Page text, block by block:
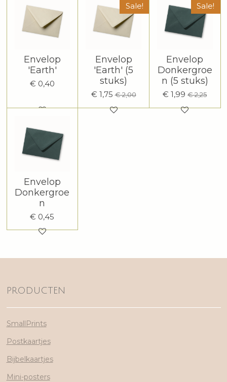
Envelop
'Earth'
€ 0,40
Sale!
Envelop
'Earth' (5
stuks)
€ 1,75 € 2,00
Sale!
Envelop
Donkergroe
n (5 stuks)
€ 1,99 € 2,25
Envelop
Donkergroe
n
€ 0,45
PRODUCTEN
SmallPrints
Postkaartjes
Bijbelkaartjes
Mini-posters